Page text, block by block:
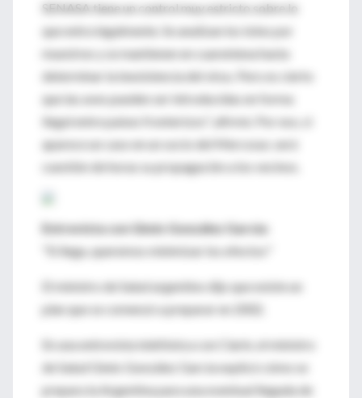
SENASA tiene un control muy estricto sobre lo
que entra legalmente. Se analizan los lotes por
muestreo y se mantienen en cuarentena hasta
determinar la inexistencia del virus. Pero es cierto
que las aves pueden ser introducidas en forma
ilegal entre países fronterizos", afirmó. Por eso, si
aparece un caso en un socio del Mercosur, será
cuestión de horas su propagación a los vecinos.
Entrevista con Ginés González García:
"Si llega, queremos minimizar los efectos"
El ministro de Salud argentino dijo que existe un
plan que se comenzó a preparar en 2002.
En una entrevista telefónica con Clarín, el ministro
de Salud Ginés González García explicó cómo se
prepara la Argentina para una eventual llegada de